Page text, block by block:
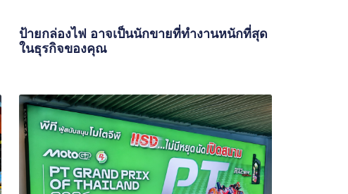
ป้ายกล่องไฟ อาจเป็นนักขายที่ทำงานหนักที่สุด
ในธุรกิจของคุณ